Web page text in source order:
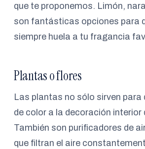
que te proponemos. Limón,
son fantásticas opciones para
siempre huela a tu fragancia
Plantas o flores
Las plantas no sólo sirven para
de color a la decoración interior
También son purificadores de
que filtran el aire